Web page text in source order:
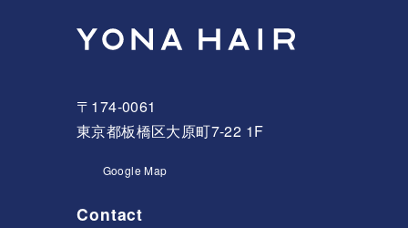
〒174-0061
東京都板橋区大原町7-22 1F
Google Map
Contact